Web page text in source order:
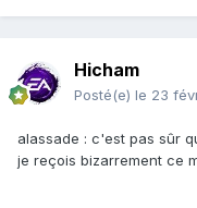
Hicham
Posté(e) le 23
alassade : c'est pas sûr
je reçois bizarrement ce